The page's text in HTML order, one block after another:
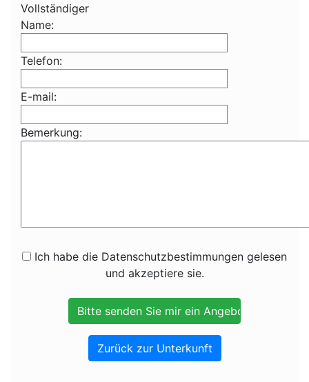
Vollständiger
Name:
Telefon:
E-mail:
Bemerkung:
Ich habe die Datenschutzbestimmungen gelesen
und akzeptiere sie.
Zurück zur Unterkunft